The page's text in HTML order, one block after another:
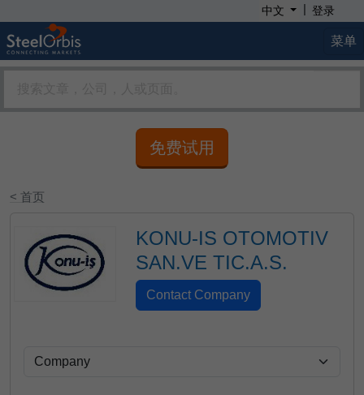
中文 | 登录
菜单
免费试用
< 首页
KONU-IS OTOMOTIV
SAN.VE TIC.A.S.